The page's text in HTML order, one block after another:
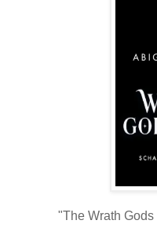
"The Wrath